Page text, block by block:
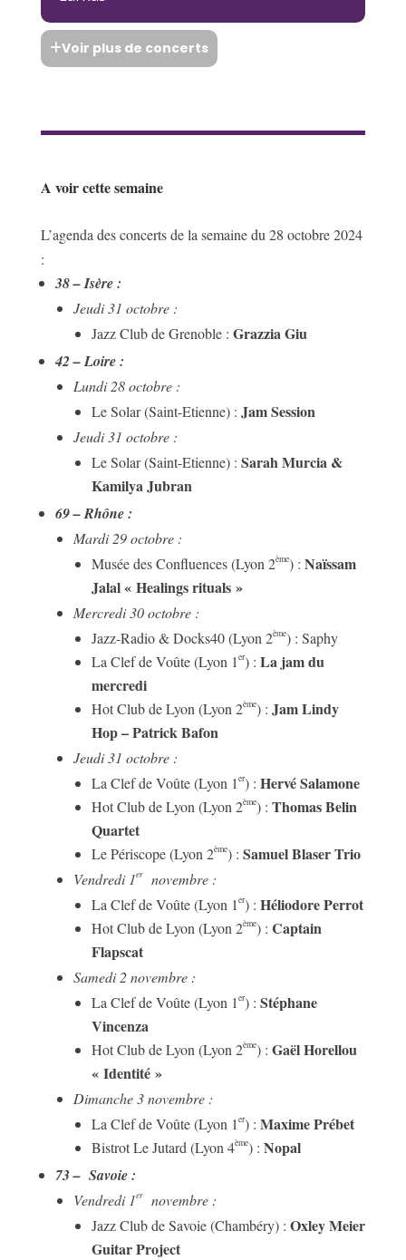
Voir plus de concerts
A voir cette semaine
L’agenda des concerts de la semaine du 28 octobre 2024
:
38 – Isère :
Jeudi 31 octobre :
Jazz Club de Grenoble : Grazzia Giu
42 – Loire :
Lundi 28 octobre :
Le Solar (Saint-Etienne) : Jam Session
Jeudi 31 octobre :
Le Solar (Saint-Etienne) : Sarah Murcia &
Kamilya Jubran
69 – Rhône :
Mardi 29 octobre :
Musée des Confluences (Lyon 2ème) : Naïssam
Jalal « Healings rituals »
Mercredi 30 octobre :
Jazz-Radio & Docks40 (Lyon 2ème) : Saphy
La Clef de Voûte (Lyon 1 er) : La jam du
mercredi
Hot Club de Lyon (Lyon 2ème) : Jam Lindy
Hop – Patrick Bafon
Jeudi 31 octobre :
La Clef de Voûte (Lyon 1 er) : Hervé Salamone
Hot Club de Lyon (Lyon 2ème) : Thomas Belin
Quartet
Le Périscope (Lyon 2ème) : Samuel Blaser Trio
Vendredi 1ernovembre :
La Clef de Voûte (Lyon 1 er) : Héliodore Perrot
Hot Club de Lyon (Lyon 2ème) : Captain
Flapscat
Samedi 2 novembre :
La Clef de Voûte (Lyon 1 er) : Stéphane
Vincenza
Hot Club de Lyon (Lyon 2ème) : Gaël Horellou
« Identité »
Dimanche 3 novembre :
La Clef de Voûte (Lyon 1 er) : Maxime Prébet
Bistrot Le Jutard (Lyon 4ème) : Nopal
73 – Savoie :
Vendredi 1ernovembre :
Jazz Club de Savoie (Chambéry) : Oxley Meier
Guitar Project